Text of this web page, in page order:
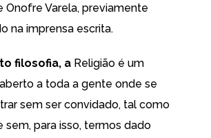
Onofre Varela, previamente
na imprensa escrita.
filosofia, a Religião é um
a toda a gente onde se
sem ser convidado, tal como
sem, para isso, termos dado